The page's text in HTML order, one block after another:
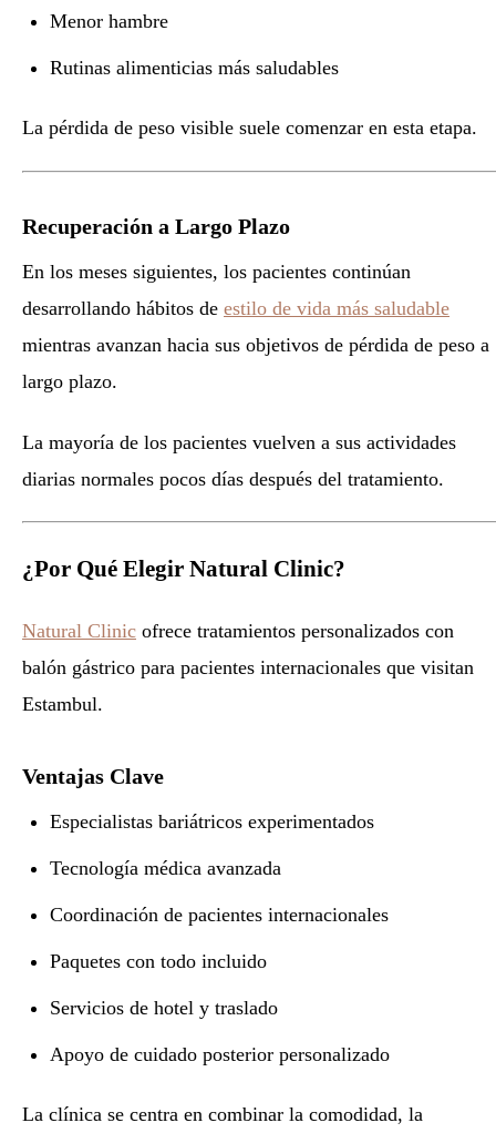
Menor hambre
Rutinas alimenticias más saludables
La pérdida de peso visible suele comenzar en esta etapa.
Recuperación a Largo Plazo
En los meses siguientes, los pacientes continúan
desarrollando hábitos de estilo de vida más saludable
mientras avanzan hacia sus objetivos de pérdida de peso a
largo plazo.
La mayoría de los pacientes vuelven a sus actividades
diarias normales pocos días después del tratamiento.
¿Por Qué Elegir Natural Clinic?
Natural Clinic ofrece tratamientos personalizados con
balón gástrico para pacientes internacionales que visitan
Estambul.
Ventajas Clave
Especialistas bariátricos experimentados
Tecnología médica avanzada
Coordinación de pacientes internacionales
Paquetes con todo incluido
Servicios de hotel y traslado
Apoyo de cuidado posterior personalizado
La clínica se centra en combinar la comodidad, la